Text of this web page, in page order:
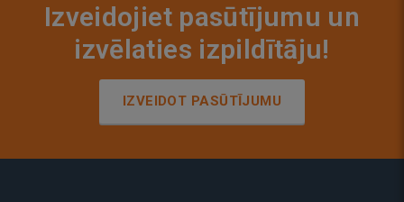
Izveidojiet pasūtījumu un
izvēlaties izpildītāju!
IZVEIDOT PASŪTĪJUMU